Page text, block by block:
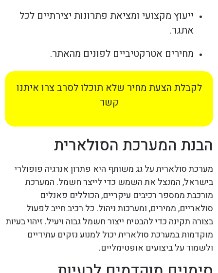
ייעוץ מקצועי ומציאת פתרונות יצירתיים לכל
אתגר.
מחירים אטרקטיביים לפונים מהאתר.
לקבלת הצעת מחיר שלא תוכלו לסרב צרו איתנו
קשר
הבנת המערכת הסולארית
מערכת סולארית על גג משותף היא פתרון אנרגיה פופולרי
בישראל, המנצל את השמש כדי לייצר חשמל. המערכת
מורכבת ממספר רכיבים עיקריים, הכוללים פאנלים
סולאריים, ממירים, ומערכות ניהול. כל רכיב חייב לפעול
בצורה תקינה כדי להבטיח ייצור חשמל גבוה ויעיל. זיהוי בעיות
מוקדמות במערכת סולארית יכול למנוע נזקים עתידיים
ולשמור על ביצועים אופטימליים.